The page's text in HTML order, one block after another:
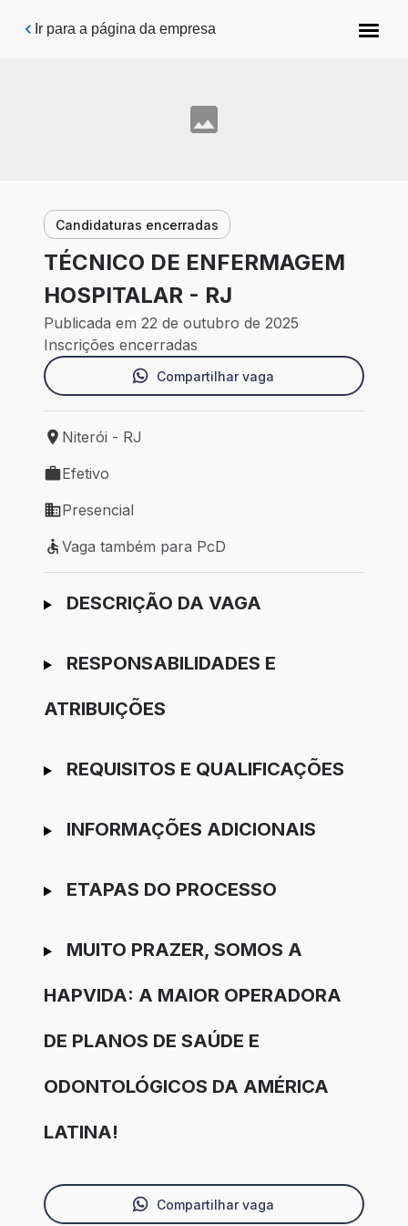
Pular para o conteúdo principal
Ir para a página da empresa
Candidaturas encerradas
TÉCNICO DE ENFERMAGEM
HOSPITALAR - RJ
Publicada em 22 de outubro de 2025
Inscrições encerradas
Compartilhar vaga
Local de trabalho: Niterói - RJ
Niterói - RJ
Tipo de vaga: Efetivo
Efetivo
Modelo de trabalho: Presencial
Presencial
Vaga também para PcD
Vaga também para PcD
Ir para candidatura
DESCRIÇÃO DA VAGA
RESPONSABILIDADES E
ATRIBUIÇÕES
REQUISITOS E QUALIFICAÇÕES
INFORMAÇÕES ADICIONAIS
ETAPAS DO PROCESSO
MUITO PRAZER, SOMOS A
HAPVIDA: A MAIOR OPERADORA
DE PLANOS DE SAÚDE E
ODONTOLÓGICOS DA AMÉRICA
LATINA!
Compartilhar vaga